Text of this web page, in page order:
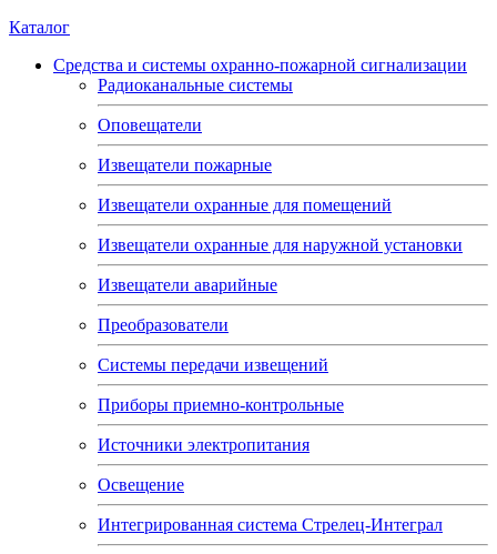
Каталог
Средства и системы охранно-пожарной сигнализации
Радиоканальные системы
Оповещатели
Извещатели пожарные
Извещатели охранные для помещений
Извещатели охранные для наружной установки
Извещатели аварийные
Преобразователи
Системы передачи извещений
Приборы приемно-контрольные
Источники электропитания
Освещение
Интегрированная система Стрелец-Интеграл